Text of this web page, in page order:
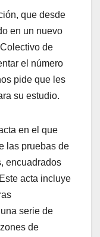
que desde
en un nuevo
de
el número
pide que les
su estudio.
en el que
las pruebas de
encuadrados
acta incluye
serie de
de